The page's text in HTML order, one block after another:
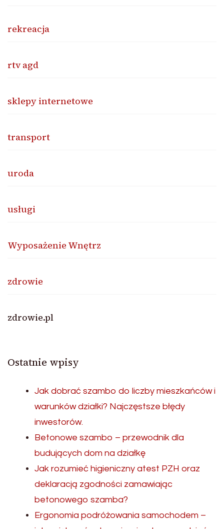
rekreacja
rtv agd
sklepy internetowe
transport
uroda
usługi
Wyposażenie Wnętrz
zdrowie
zdrowie.pl
Ostatnie wpisy
Jak dobrać szambo do liczby mieszkańców i
warunków działki? Najczęstsze błędy
inwestorów.
Betonowe szambo – przewodnik dla
budujących dom na działkę
Jak rozumieć higieniczny atest PZH oraz
deklaracją zgodności zamawiając
betonowego szamba?
Ergonomia podróżowania samochodem –